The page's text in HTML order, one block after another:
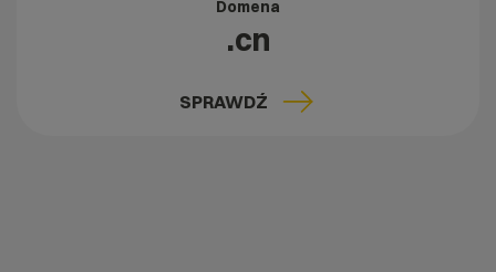
Domena
.cn
SPRAWDŹ